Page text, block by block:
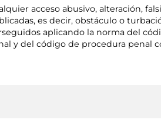
acceso abusivo, alteración,
es decir, obstáculo o
aplicando la norma del
y del código de procedura penal